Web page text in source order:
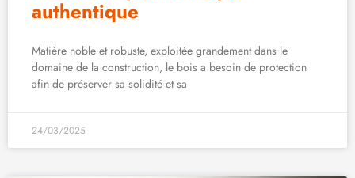
authentique
Matière noble et robuste, exploitée grandement dans le
domaine de la construction, le bois a besoin de protection
afin de préserver sa solidité et sa
24/03/2025